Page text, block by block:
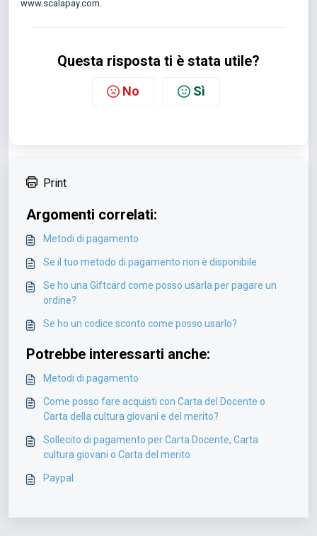
www.scalapay.com.
Questa risposta ti è stata utile?
No Sì
Print
Argomenti correlati:
Metodi di pagamento
Se il tuo metodo di pagamento non è disponibile
Se ho una Giftcard come posso usarla per pagare un
ordine?
Se ho un codice sconto come posso usarlo?
Potrebbe interessarti anche:
Metodi di pagamento
Come posso fare acquisti con Carta del Docente o
Carta della cultura giovani e del merito?
Sollecito di pagamento per Carta Docente, Carta
cultura giovani o Carta del merito
Paypal